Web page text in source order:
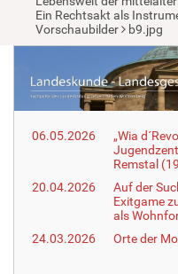
h
e
r
Ein Rechtsakt als
Vorschaubilder
b9.jpg
06.05.2026
„Wia
Remstal
20.04.2026
Auf der
Exitgame
als
24.03.2026
Orte der